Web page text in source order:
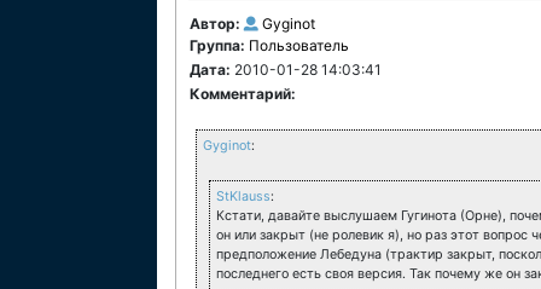
Автор:
Gyginot
Группа: Пользователь
Дата: 2010-01-28 14:03:41
Комментарий:
Gyginot:
StKlauss:
Кстати, давайте выслушаем Гугинота (Орне),
он или закрыт (не ролевик я), но раз этот вопрос
предположение Лебедуна (трактир закрыт,
последнего есть своя версия. Так почему же он